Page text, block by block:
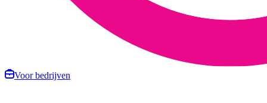
Voor bedrijven